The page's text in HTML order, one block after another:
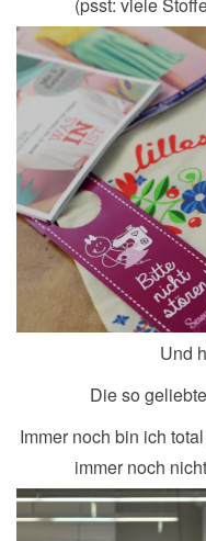
(psst: viele
Und
Die so
Immer noch bin ich
immer noch